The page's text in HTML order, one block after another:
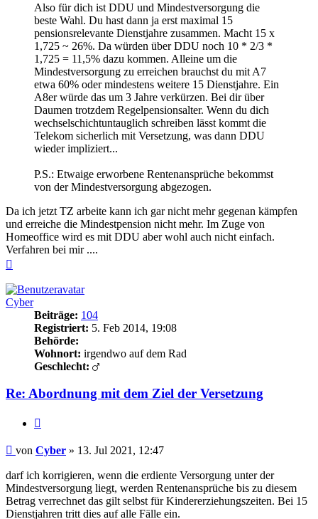
Also für dich ist DDU und Mindestversorgung die
beste Wahl. Du hast dann ja erst maximal 15
pensionsrelevante Dienstjahre zusammen. Macht 15 x
1,725 ~ 26%. Da würden über DDU noch 10 * 2/3 *
1,725 = 11,5% dazu kommen. Alleine um die
Mindestversorgung zu erreichen brauchst du mit A7
etwa 60% oder mindestens weitere 15 Dienstjahre. Ein
A8er würde das um 3 Jahre verkürzen. Bei dir über
Daumen trotzdem Regelpensionsalter. Wenn du dich
wechselschichtuntauglich schreiben lässt kommt die
Telekom sicherlich mit Versetzung, was dann DDU
wieder impliziert...
P.S.: Etwaige erworbene Rentenansprüche bekommst
von der Mindestversorgung abgezogen.
Da ich jetzt TZ arbeite kann ich gar nicht mehr gegenan kämpfen
und erreiche die Mindestpension nicht mehr. Im Zuge von
Homeoffice wird es mit DDU aber wohl auch nicht einfach.
Verfahren bei mir ....
Cyber
Beiträge: 104
Registriert: 5. Feb 2014, 19:08
Behörde:
Wohnort: irgendwo auf dem Rad
Geschlecht:
Re: Abordnung mit dem Ziel der Versetzung
Beitrag
von Cyber » 13. Jul 2021, 12:47
darf ich korrigieren, wenn die erdiente Versorgung unter der
Mindestversorgung liegt, werden Rentenansprüche bis zu diesem
Betrag verrechnet das gilt selbst für Kindererziehungszeiten. Bei 15
Dienstjahren tritt dies auf alle Fälle ein.